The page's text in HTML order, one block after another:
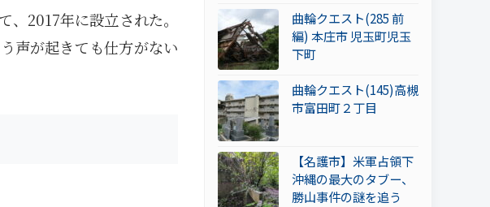
曲輪クエスト(285 前
編) 本庄市 児玉町児玉
下町
曲輪クエスト(145)高槻
市富田町２丁目
【名護市】米軍占領下
沖縄の最大のタブー、
勝山事件の謎を追う
2017年に設立された。
声が起きても仕方がない